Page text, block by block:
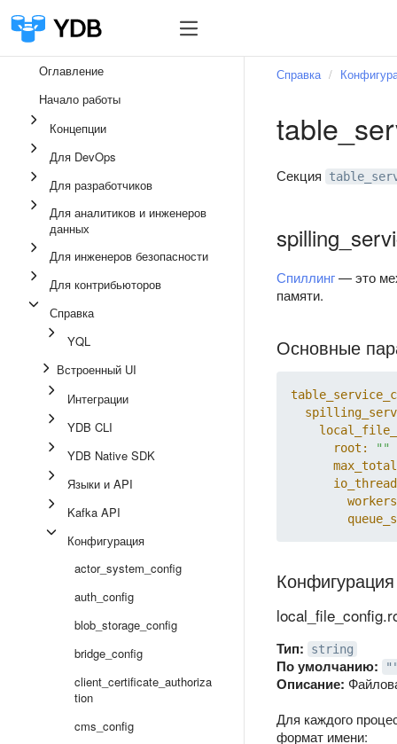
Оглавление
Начало работы
Концепции
Для DevOps
Для разработчиков
Для аналитиков и инженеров
данных
Для инженеров безопасности
Для контрибьюторов
Справка
YQL
Встроенный UI
Интеграции
YDB CLI
YDB Native SDK
Языки и API
Kafka API
Конфигурация
actor_system_config
auth_config
blob_storage_config
bridge_config
client_certificate_authoriza
tion
cms_config
Справка
Секция
Спиллинг— это
памяти.
Основные
root:
""
Тип: string
По умолчанию:
Описание:
Для каждого
формат имени: